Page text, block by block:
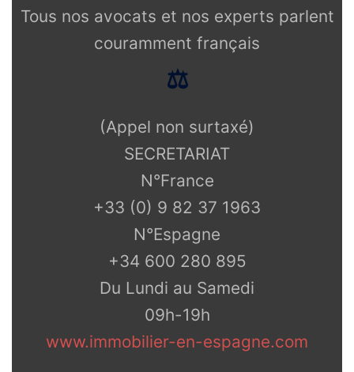
Tous nos avocats et nos experts parlent
couramment français
⚖️
(Appel non surtaxé)
SECRETARIAT
N°France
+33 (0) 9 82 37 1963
N°Espagne
+34 600 280 895
Du Lundi au Samedi
09h-19h
www.immobilier-en-espagne.com